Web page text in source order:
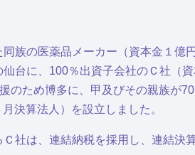
族の医薬品メーカー（資本金１億
台に、100％出資子会社のＣ社（
のため博多に、甲及びその親族が
決算法人）を設立しました。
社は、連結納税を採用し、連結決